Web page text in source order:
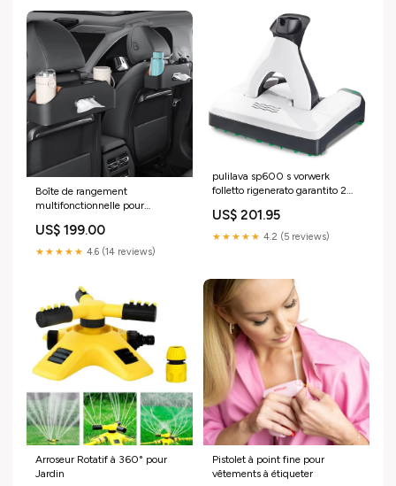
Boîte de rangement
multifonctionnelle pour
papier de siège arrière, porte-
gobelet à eau Offre du jour:Je
US$ 199.00
★★★★★ 4.6 (14 reviews)
pulilava sp600 s vorwerk
folletto rigenerato garantito 2
US$ 201.95
★★★★★ 4.2 (5 reviews)
Arroseur Rotatif à 360° pour
Jardin
Pistolet à point fine pour
vêtements à étiqueter